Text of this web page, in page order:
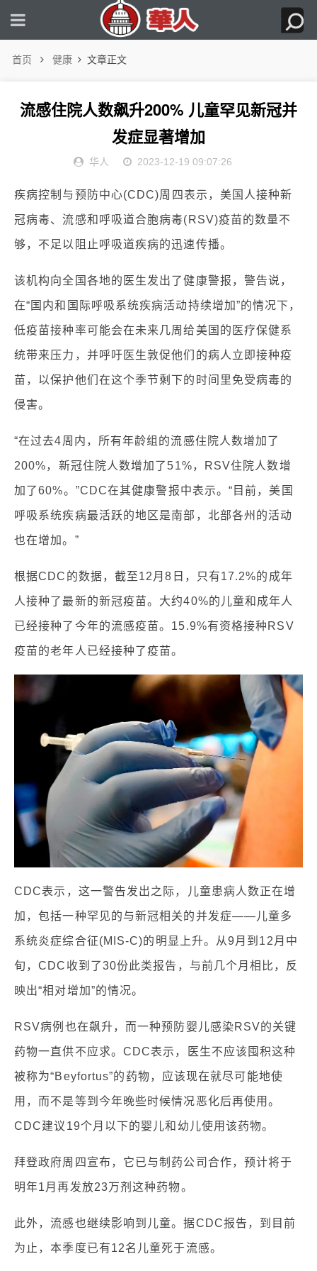
首页 健康 文章正文
流感住院人数飙升200% 儿童罕见新冠并
发症显著增加
华人 2023-12-19 09:07:26
疾病控制与预防中心(CDC)周四表示，美国人接种新
冠病毒、流感和呼吸道合胞病毒(RSV)疫苗的数量不
够，不足以阻止呼吸道疾病的迅速传播。
该机构向全国各地的医生发出了健康警报，警告说，
在“国内和国际呼吸系统疾病活动持续增加”的情况下，
低疫苗接种率可能会在未来几周给美国的医疗保健系
统带来压力，并呼吁医生敦促他们的病人立即接种疫
苗，以保护他们在这个季节剩下的时间里免受病毒的
侵害。
“在过去4周内，所有年龄组的流感住院人数增加了
200%，新冠住院人数增加了51%，RSV住院人数增
加了60%。”CDC在其健康警报中表示。“目前，美国
呼吸系统疾病最活跃的地区是南部，北部各州的活动
也在增加。”
根据CDC的数据，截至12月8日，只有17.2%的成年
人接种了最新的新冠疫苗。大约40%的儿童和成年人
已经接种了今年的流感疫苗。15.9%有资格接种RSV
疫苗的老年人已经接种了疫苗。
CDC表示，这一警告发出之际，儿童患病人数正在增
加，包括一种罕见的与新冠相关的并发症——儿童多
系统炎症综合征(MIS-C)的明显上升。从9月到12月中
旬，CDC收到了30份此类报告，与前几个月相比，反
映出“相对增加”的情况。
RSV病例也在飙升，而一种预防婴儿感染RSV的关键
药物一直供不应求。CDC表示，医生不应该囤积这种
被称为“Beyfortus”的药物，应该现在就尽可能地使
用，而不是等到今年晚些时候情况恶化后再使用。
CDC建议19个月以下的婴儿和幼儿使用该药物。
拜登政府周四宣布，它已与制药公司合作，预计将于
明年1月再发放23万剂这种药物。
此外，流感也继续影响到儿童。据CDC报告，到目前
为止，本季度已有12名儿童死于流感。